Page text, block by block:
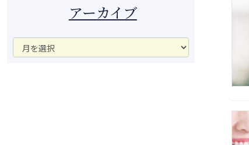
アーカイブ
ア
ー